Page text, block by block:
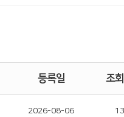
등록일 조
2026-08-06 13